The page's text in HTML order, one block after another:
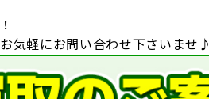
気軽にお問い合わせ下さいませ♪